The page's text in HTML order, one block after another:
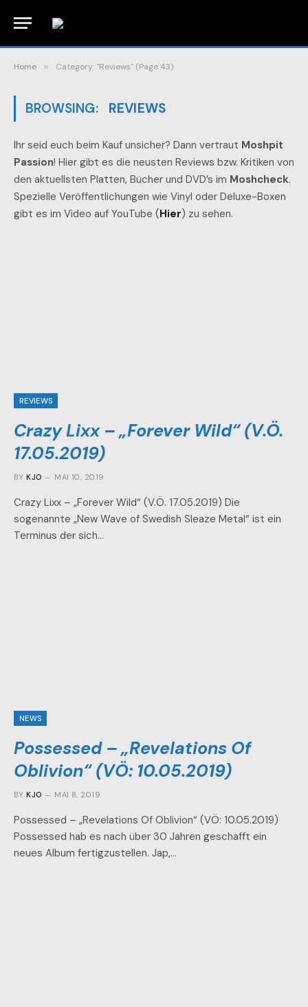
Home » Category: "Reviews" (Page 43)
BROWSING: REVIEWS
Ihr seid euch beim Kauf unsicher? Dann vertraut Moshpit
Passion! Hier gibt es die neusten Reviews bzw. Kritiken von
den aktuellsten Platten, Bücher und DVD’s im Moshcheck.
Spezielle Veröffentlichungen wie Vinyl oder Deluxe-Boxen
gibt es im Video auf YouTube (Hier) zu sehen.
REVIEWS
Crazy Lixx – „Forever Wild“ (V.Ö.
17.05.2019)
BY KJO MAI 10, 2019
Crazy Lixx – „Forever Wild“ (V.Ö. 17.05.2019) Die
sogenannte „New Wave of Swedish Sleaze Metal“ ist ein
Terminus der sich…
NEWS
Possessed – „Revelations Of
Oblivion“ (VÖ: 10.05.2019)
BY KJO MAI 8, 2019
Possessed – „Revelations Of Oblivion“ (VÖ: 10.05.2019)
Possessed hab es nach über 30 Jahren geschafft ein
neues Album fertigzustellen. Jap,…